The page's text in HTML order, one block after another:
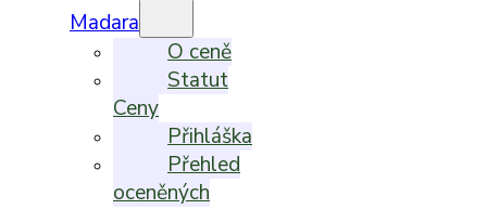
Madara
O ceně
Statut
Ceny
Přihláška
Přehled
oceněných